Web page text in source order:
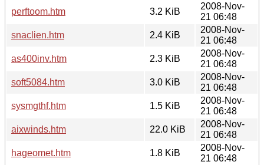
perftoom.htm
3.2 KiB
2008-Nov-
21 06:48
snaclien.htm
2.4 KiB
2008-Nov-
21 06:48
as400inv.htm
2.3 KiB
2008-Nov-
21 06:48
soft5084.htm
3.0 KiB
2008-Nov-
21 06:48
sysmgthf.htm
1.5 KiB
2008-Nov-
21 06:48
aixwinds.htm
22.0 KiB
2008-Nov-
21 06:48
hageomet.htm
1.8 KiB
2008-Nov-
21 06:48